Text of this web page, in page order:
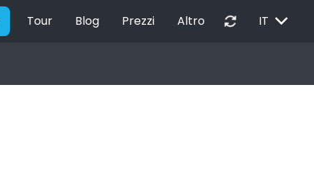
Tour Blog Prezzi Altro autorenew IT EXPAND_MORE